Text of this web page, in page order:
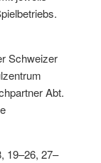
Schweizer
Abt.
19–26, 27–